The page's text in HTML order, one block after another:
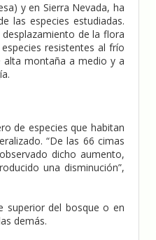
y en Sierra Nevada, ha
las especies estudiadas.
de la flora
resistentes al frío
alta montaña a medio y a
de especies que habitan
“De las 66 cimas
dicho aumento,
una disminución”,
superior del bosque o en
demás.